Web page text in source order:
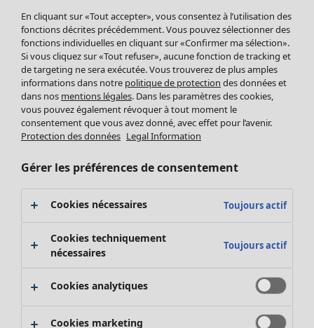
Leggings et collants
Accessoires
Chaussures
Vêtements de bain
Basics
Soldes Mobilier
Bonnes affaires déco
Décoration
Textiles
Tapis
Éponge
Promos SOLDES
Les promos de Gudrun Sjödén
En cliquant sur «Tout accepter», vous consentez à l’utilisation des
fonctions décrites précédemment. Vous pouvez sélectionner des
fonctions individuelles en cliquant sur «Confirmer ma sélection».
Si vous cliquez sur «Tout refuser», aucune fonction de tracking et
de targeting ne sera exécutée. Vous trouverez de plus amples
informations dans notre politique de protection des données et
dans nos mentions légales. Dans les paramètres des cookies,
vous pouvez également révoquer à tout moment le
consentement que vous avez donné, avec effet pour l’avenir.
Protection des données Legal Information
Gérer les préférences de consentement
Cookies nécessaires Toujours actif
Cookies techniquement
nécessaires
Toujours actif
Cookies analytiques
Cookies marketing